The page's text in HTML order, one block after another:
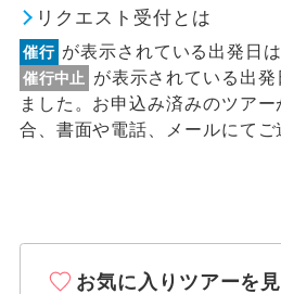
リクエスト受付とは
催行 が表示されている出発日
催行中止
が表示されている出
ました。お申込み済みのツア
合、書面や電話、メールにてご
お気に入りツアーを